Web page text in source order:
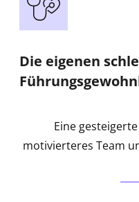
Die eigenen
Eine
motivierteres Team